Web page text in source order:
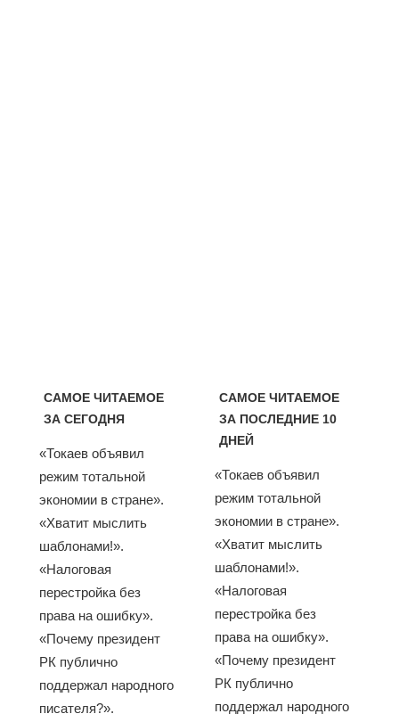
САМОЕ ЧИТАЕМОЕ
ЗА СЕГОДНЯ
«Токаев объявил
режим тотальной
экономии в стране».
«Хватит мыслить
шаблонами!».
«Налоговая
перестройка без
права на ошибку».
«Почему президент
РК публично
поддержал народного
писателя?».
САМОЕ ЧИТАЕМОЕ
ЗА ПОСЛЕДНИЕ 10
ДНЕЙ
«Токаев объявил
режим тотальной
экономии в стране».
«Хватит мыслить
шаблонами!».
«Налоговая
перестройка без
права на ошибку».
«Почему президент
РК публично
поддержал народного